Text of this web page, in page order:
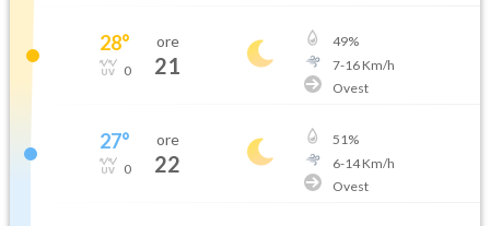
28°
0
ore
21
49%
7-16Km/h
Ovest
27°
0
ore
22
51%
6-14Km/h
Ovest